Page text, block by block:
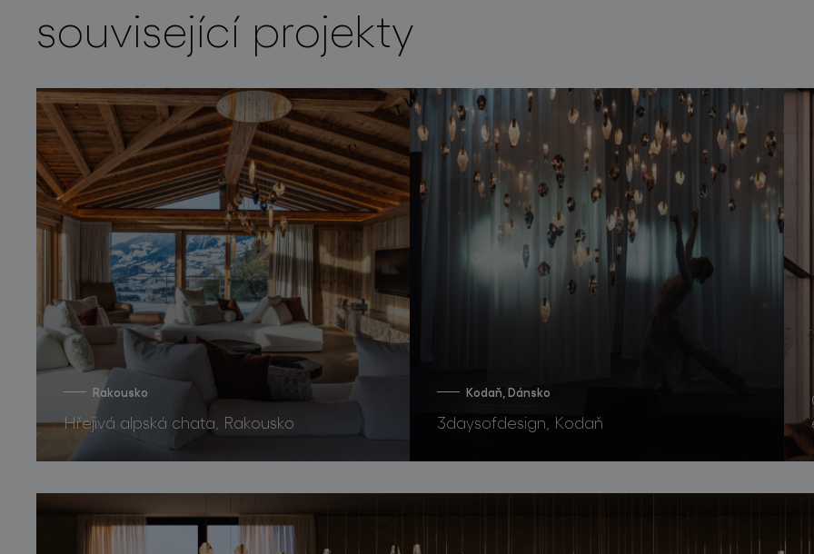
související projekty
Rakousko
Hřejivá alpská chata, Rakousko
Kodaň, Dánsko
3daysofdesign, Kodaň